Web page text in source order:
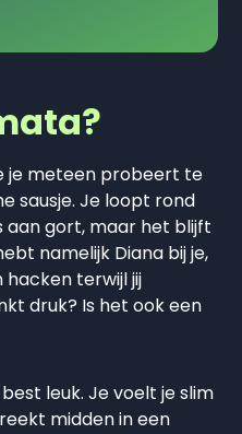
je meteen probeert te
sausje. Je loopt rond
aan gort, maar het blijft
namelijk Diana bij je,
hacken terwijl jij
druk? Is het ook een
leuk. Je voelt je slim
midden in een